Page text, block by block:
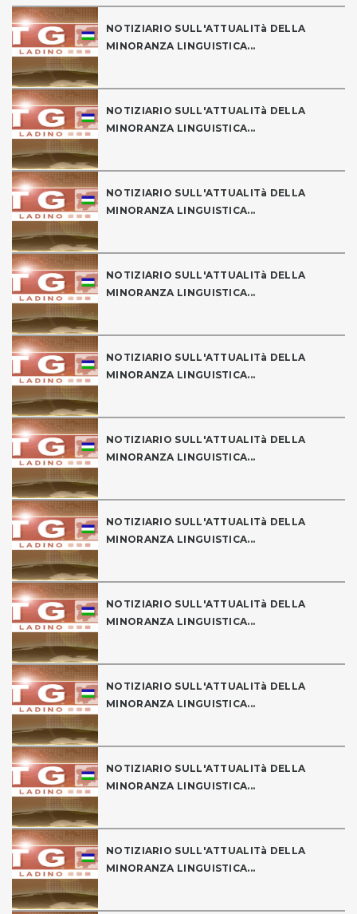
NOTIZIARIO SULL'ATTUALITà DELLA
MINORANZA LINGUISTICA...
NOTIZIARIO SULL'ATTUALITà DELLA
MINORANZA LINGUISTICA...
NOTIZIARIO SULL'ATTUALITà DELLA
MINORANZA LINGUISTICA...
NOTIZIARIO SULL'ATTUALITà DELLA
MINORANZA LINGUISTICA...
NOTIZIARIO SULL'ATTUALITà DELLA
MINORANZA LINGUISTICA...
NOTIZIARIO SULL'ATTUALITà DELLA
MINORANZA LINGUISTICA...
NOTIZIARIO SULL'ATTUALITà DELLA
MINORANZA LINGUISTICA...
NOTIZIARIO SULL'ATTUALITà DELLA
MINORANZA LINGUISTICA...
NOTIZIARIO SULL'ATTUALITà DELLA
MINORANZA LINGUISTICA...
NOTIZIARIO SULL'ATTUALITà DELLA
MINORANZA LINGUISTICA...
NOTIZIARIO SULL'ATTUALITà DELLA
MINORANZA LINGUISTICA...